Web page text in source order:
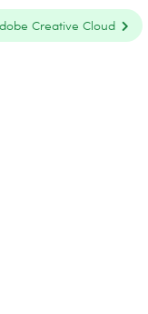
Creative Cloud